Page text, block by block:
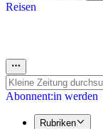
Reisen
Abonnent:in werden
Rubriken